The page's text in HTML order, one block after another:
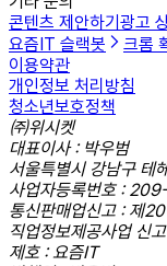
콘텐츠 제안하기 광고
요즘IT 슬랙봇
크롬
이용약관
개인정보 처리방침
청소년보호정책
㈜위시켓
대표이사 : 박우범
서울특별시 강남구 테
사업자등록번호 :
통신판매업신고 : 제
직업정보제공사업
제호 : 요즘IT